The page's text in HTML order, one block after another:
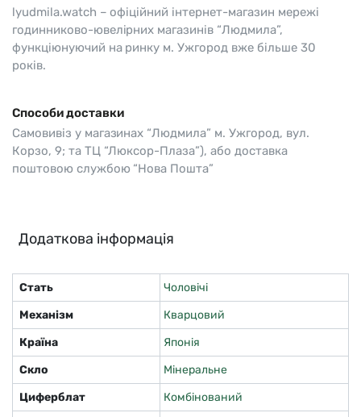
lyudmila.watch – офіційний інтернет-магазин мережі
годинниково-ювелірних магазинів “Людмила”,
функціюнуючий на ринку м. Ужгород вже більше 30
років.
Способи доставки
Самовивіз у магазинах “Людмила” м. Ужгород, вул.
Корзо, 9; та ТЦ “Люксор-Плаза”), або доставка
поштовою службою “Нова Пошта”
Додаткова інформація
Стать
Чоловічі
Механізм
Кварцовий
Країна
Японія
Скло
Мінеральне
Циферблат
Комбінований